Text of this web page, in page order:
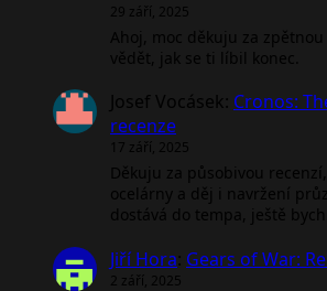
29 září, 2025
Ahoj, moc děkuju za
vědět, jak se ti líbil konec.
Josef Vocásek: Cronos:
recenze
17 září, 2025
Děkuju za působivou
ocelárny a děj i navržení
dostává do tempa, ještě bych…
Jiří Hora: Gears of War:
2 září, 2025